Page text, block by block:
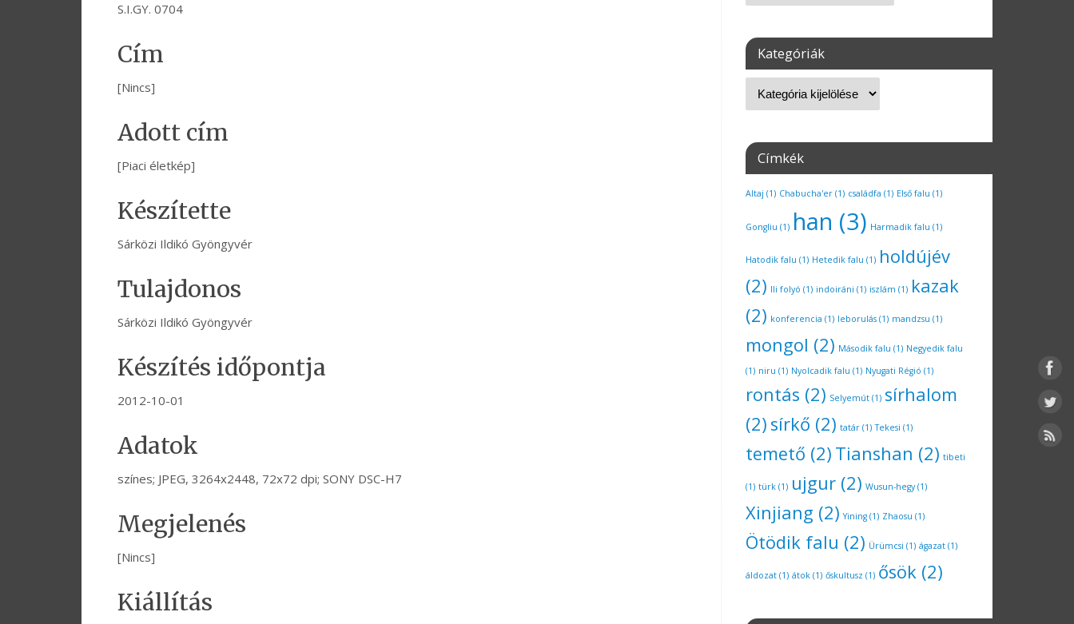
S.I.GY. 0704
Cím
[Nincs]
Adott cím
[Piaci életkép]
Készítette
Sárközi Ildikó Gyöngyvér
Tulajdonos
Sárközi Ildikó Gyöngyvér
Készítés időpontja
2012-10-01
Adatok
színes; JPEG, 3264x2448, 72x72 dpi; SONY DSC-H7
Megjelenés
[Nincs]
Kiállítás
Kategóriák
Címkék
Altaj (1) Chabucha'er (1) családfa (1) Első falu (1)
Gongliu (1) han (3) Harmadik falu (1)
Hatodik falu (1) Hetedik falu (1) holdújév
(2) Ili folyó (1) indoiráni (1) iszlám (1) kazak
(2) konferencia (1) leborulás (1) mandzsu (1)
mongol (2) Második falu (1) Negyedik falu
(1) niru (1) Nyolcadik falu (1) Nyugati Régió (1)
rontás (2) Selyemút (1) sírhalom
(2) sírkő (2) tatár (1) Tekesi (1)
temető (2) Tianshan (2) tibeti
(1) türk (1) ujgur (2) Wusun-hegy(1)
Xinjiang (2) Yining (1) Zhaosu (1)
Ötödik falu (2) Ürümcsi (1) ágazat (1)
áldozat (1) átok (1) őskultusz (1) ősök (2)